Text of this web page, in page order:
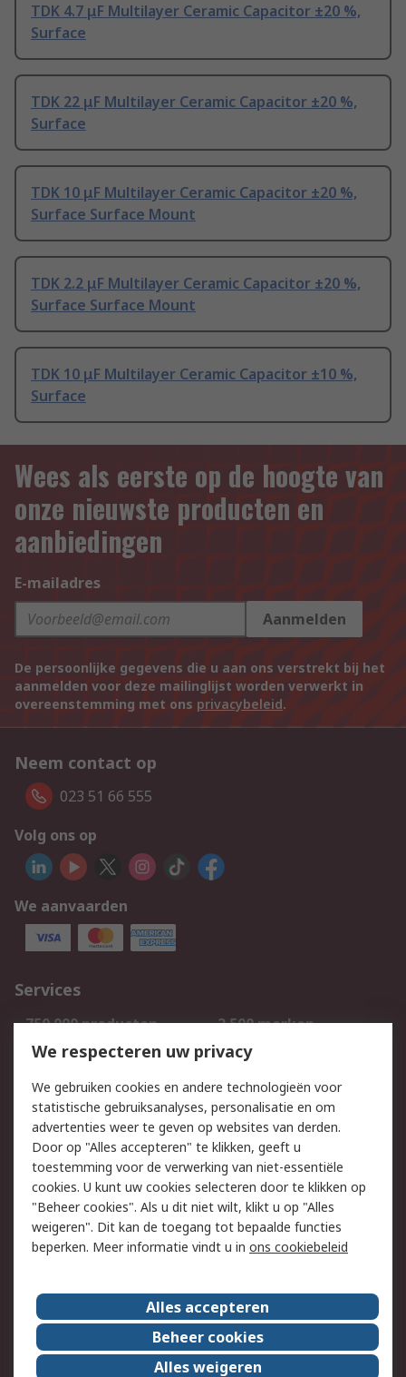
TDK 4.7 μF Multilayer Ceramic Capacitor ±20 %,
Surface
TDK 22 μF Multilayer Ceramic Capacitor ±20 %,
Surface
TDK 10 μF Multilayer Ceramic Capacitor ±20 %,
Surface Surface Mount
TDK 2.2 μF Multilayer Ceramic Capacitor ±20 %,
Surface Surface Mount
TDK 10 μF Multilayer Ceramic Capacitor ±10 %,
Surface
Wees als eerste op de hoogte van
onze nieuwste producten en
aanbiedingen
E-mailadres
Aanmelden
De persoonlijke gegevens die u aan ons verstrekt bij het
aanmelden voor deze mailinglijst worden verwerkt in
overeenstemming met ons privacybeleid.
Neem contact op
023 51 66 555
Volg ons op
We aanvaarden
Services
750.000 producten
2.500 merken
Bestellen
Inkoopoplossingen
Track & Trace
Wettelijk
Cookiebeleid
Email veiligheid
Privacybeleid
Websitevoorwaarden
Algemene
verkoopvoorwaarden
Over RS
RS Group
Over ons
RS wereldwijd
Werken bij RS
We respecteren uw privacy
We gebruiken cookies en andere technologieën voor
statistische gebruiksanalyses, personalisatie en om
advertenties weer te geven op websites van derden.
Door op "Alles accepteren" te klikken, geeft u
toestemming voor de verwerking van niet-essentiële
cookies. U kunt uw cookies selecteren door te klikken op
"Beheer cookies". Als u dit niet wilt, klikt u op "Alles
weigeren". Dit kan de toegang tot bepaalde functies
beperken. Meer informatie vindt u in ons cookiebeleid
Alles accepteren
Beheer cookies
Alles weigeren